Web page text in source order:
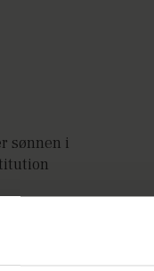
sønnen i